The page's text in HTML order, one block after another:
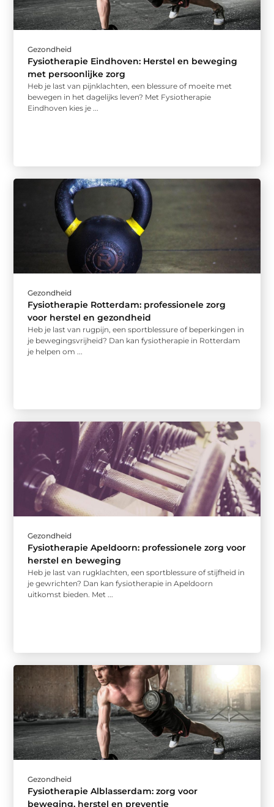
Gezondheid
Fysiotherapie Eindhoven: Herstel en beweging
met persoonlijke zorg
Heb je last van pijnklachten, een blessure of moeite met
bewegen in het dagelijks leven? Met Fysiotherapie
Eindhoven kies je ...
Gezondheid
Fysiotherapie Rotterdam: professionele zorg
voor herstel en gezondheid
Heb je last van rugpijn, een sportblessure of beperkingen in
je bewegingsvrijheid? Dan kan fysiotherapie in Rotterdam
je helpen om ...
Gezondheid
Fysiotherapie Apeldoorn: professionele zorg voor
herstel en beweging
Heb je last van rugklachten, een sportblessure of stijfheid in
je gewrichten? Dan kan fysiotherapie in Apeldoorn
uitkomst bieden. Met ...
Gezondheid
Fysiotherapie Alblasserdam: zorg voor
beweging, herstel en preventie